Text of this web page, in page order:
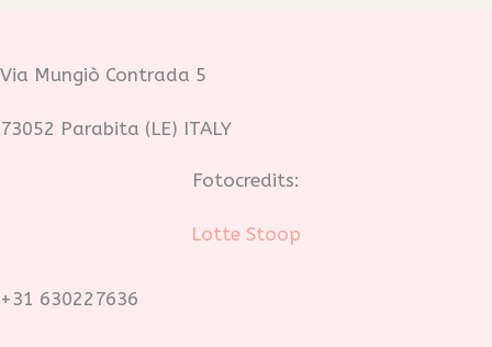
Via Mungiò Contrada 5
73052 Parabita (LE) ITALY
Fotocredits:
Lotte Stoop
+31 630227636